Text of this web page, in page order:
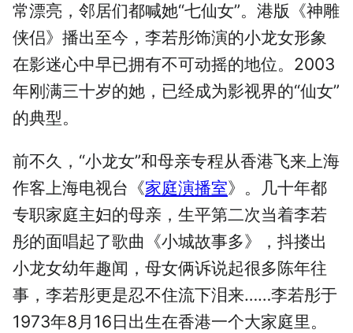
常漂亮，邻居们都喊她“七仙女”。港版《神雕
侠侣》播出至今，李若彤饰演的小龙女形象
在影迷心中早已拥有不可动摇的地位。2003
年刚满三十岁的她，已经成为影视界的“仙女”
的典型。
前不久，“小龙女”和母亲专程从香港飞来上海
作客上海电视台《家庭演播室》。几十年都
专职家庭主妇的母亲，生平第二次当着李若
彤的面唱起了歌曲《小城故事多》，抖搂出
小龙女幼年趣闻，母女俩诉说起很多陈年往
事，李若彤更是忍不住流下泪来……李若彤于
1973年8月16日出生在香港一个大家庭里。